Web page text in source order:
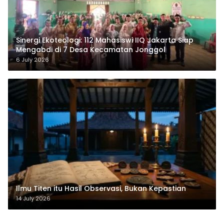
‎Sinergi Ekoteologi: 112 Mahasiswi IIQ Jakarta Siap
Mengabdi di 7 Desa Kecamatan Jonggol
6 July 2026
Ilmu Titen itu Hasil Observasi, Bukan Kepastian
14 July 2026